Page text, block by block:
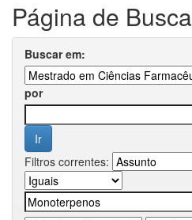
Página de Busca
Buscar em:
por
Filtros correntes: